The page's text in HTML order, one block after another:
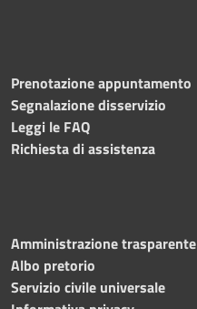
Prenotazione appuntamento
Segnalazione disservizio
Leggi le FAQ
Richiesta di assistenza
Amministrazione trasparente
Albo pretorio
Servizio civile universale